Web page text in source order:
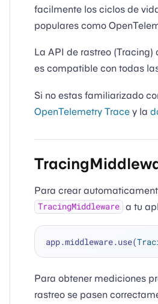
facilmente los ciclos de
populares como
La API de rastreo (Tracing)
es compatible con todas
Si no estas familiarizado
OpenTelemetry Trace y la
Para crear
TracingMiddleware a tu
app.middleware.use(
Para obtener mediciones
rastreo se pasen